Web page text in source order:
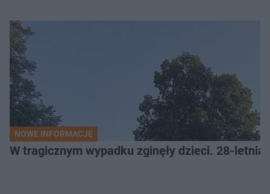
NOWE INFORMACJE
W tragicznym wypadku zginęły dzieci. 28-